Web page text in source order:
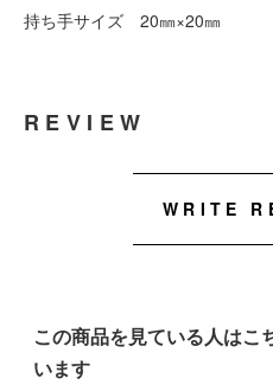
持ち手サイズ 20㎜×20㎜
REVIEW
WRITE
この商品を見ている人はこ
います